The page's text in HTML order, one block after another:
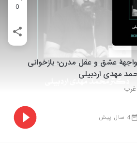
0
| جلسه 1 | مواجهۀ عشق و عقل مدرن؛ بازخوانی
مهدی اردبیلی
غرب
4 سال پیش